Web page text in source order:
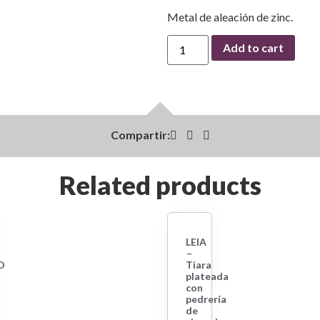
Metal de aleación de zinc.
Add to cart
Compartir:
Related products
LEIA
–
Tiara
plateada
con
pedrería
de